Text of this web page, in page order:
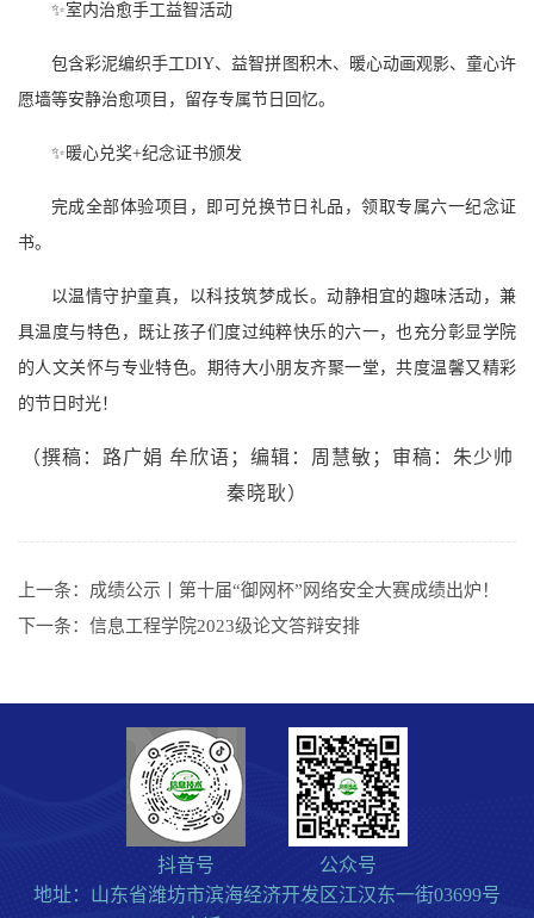
✨室内治愈手工益智活动
包含彩泥编织手工DIY、益智拼图积木、暖心动画观影、童心许
愿墙等安静治愈项目，留存专属节日回忆。
✨暖心兑奖+纪念证书颁发
完成全部体验项目，即可兑换节日礼品，领取专属六一纪念证
书。
以温情守护童真，以科技筑梦成长。动静相宜的趣味活动，兼
具温度与特色，既让孩子们度过纯粹快乐的六一，也充分彰显学院
的人文关怀与专业特色。期待大小朋友齐聚一堂，共度温馨又精彩
的节日时光！
（撰稿： 路广娟 牟欣语；编辑：周慧敏；审稿：朱少帅
秦晓耿）
上一条： 成绩公示丨第十届“御网杯”网络安全大赛成绩出炉！
下一条： 信息工程学院2023级论文答辩安排
抖音号
公众号
地址：山东省潍坊市滨海经济开发区江汉东一街03699号